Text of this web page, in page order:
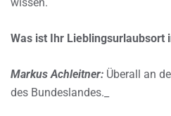
Was ist Ihr Lieblingsurlaubsort
Markus Achleitner: Überall an
des Bundeslandes._